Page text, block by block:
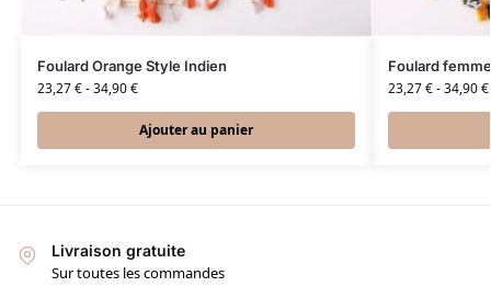
Foulard Orange Style Indien
23,27€-34,90€
Ajouter au panier
Foulard
23,27€-34,90€
Livraison gratuite
Sur toutes les commandes